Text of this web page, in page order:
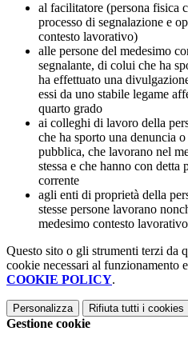
al facilitatore (persona fisica
processo di segnalazione e
contesto lavorativo)
alle persone del medesimo
segnalante, di colui che ha
ha effettuato una
essi da uno stabile legame
quarto grado
ai colleghi di lavoro della
che ha sporto una denuncia
pubblica, che lavorano nel
stessa e che hanno con detta
corrente
agli enti di proprietà della
stesse persone lavorano
medesimo contesto
Questo sito o gli strumenti terzi da
cookie necessari al funzionamento
COOKIE POLICY.
Personalizza Rifiuta tutti i cookies
Gestione cookie